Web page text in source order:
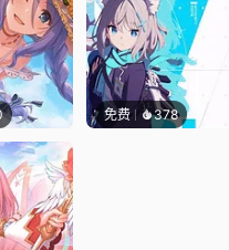
免费 378